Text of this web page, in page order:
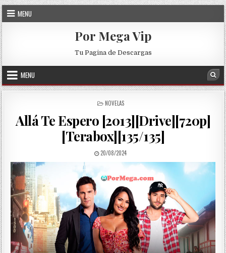
Skip to content
MENU
Por Mega Vip
Tu Pagina de Descargas
MENU
POSTED IN
NOVELAS
Allá Te Espero [2013][Drive][720p]
[Terabox][135/135]
PUBLISHED DATE:
20/08/2024